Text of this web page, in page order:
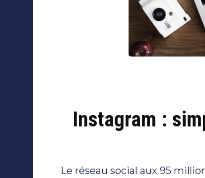
Instagram :
Le réseau social aux 95